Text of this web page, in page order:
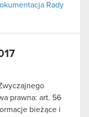
Rady
prawna: art. 56
bieżące i